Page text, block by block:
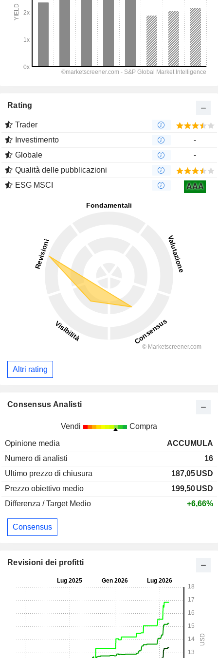
Rating
Trader
Investimento
-
Globale
-
Qualità delle pubblicazioni
ESG MSCI
AAA
Altri rating
Consensus Analisti
Vendi Compra
Opinione media
ACCUMULA
Numero di analisti
16
Ultimo prezzo di chiusura
187,05USD
Prezzo obiettivo medio
199,50USD
Differenza / Target Medio
+6,66%
Consensus
Revisioni dei profitti